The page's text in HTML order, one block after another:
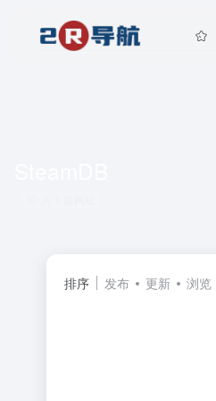
排序 发布 更新 浏览